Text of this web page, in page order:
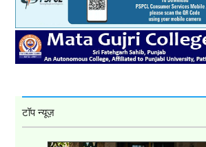
टॉप न्यूज़